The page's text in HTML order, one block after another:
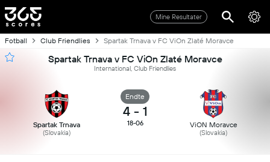
Mine Resultater
Fotball Club Friendlies Spartak Trnava v FC ViOn Zlaté Moravce
Spartak Trnava v FC ViOn Zlaté Moravce
International, Club Friendlies
Spartak Trnava
(Slovakia)
Endte
4 - 1
18-06 ViON Moravce
(Slovakia)